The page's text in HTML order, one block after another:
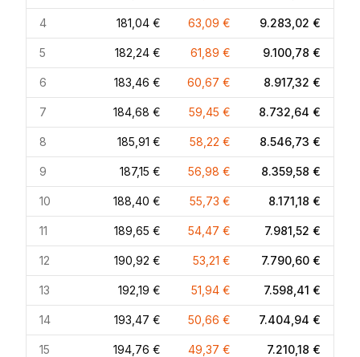
4 181,04 € 63,09 € 9.283,02 €
5 182,24 € 61,89 € 9.100,78 €
6 183,46 € 60,67 € 8.917,32 €
7 184,68 € 59,45 € 8.732,64 €
8 185,91 € 58,22 € 8.546,73 €
9 187,15 € 56,98 € 8.359,58 €
10 188,40 € 55,73 € 8.171,18 €
11 189,65 € 54,47 € 7.981,52 €
12 190,92 € 53,21 € 7.790,60 €
13 192,19 € 51,94 € 7.598,41 €
14 193,47 € 50,66 € 7.404,94 €
15 194,76 € 49,37 € 7.210,18 €